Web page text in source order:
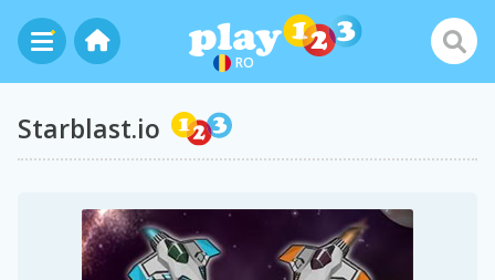
RO
Starblast.io